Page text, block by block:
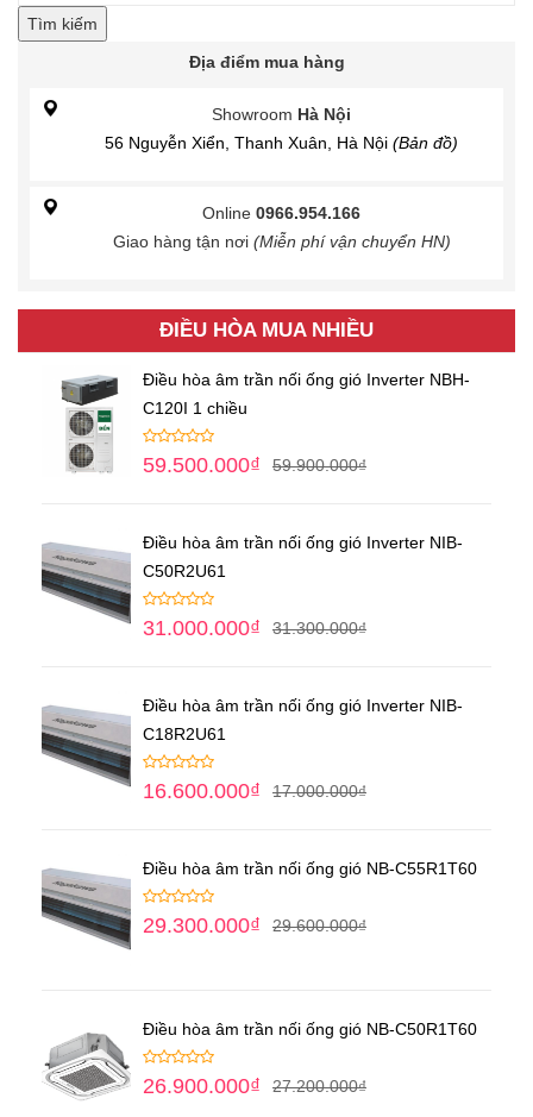
Tìm kiếm
Địa điểm mua hàng
Showroom Hà Nội
56 Nguyễn Xiển, Thanh Xuân, Hà Nội (Bản đồ)
Online 0966.954.166
Giao hàng tận nơi (Miễn phí vận chuyển HN)
ĐIỀU HÒA MUA NHIỀU
Điều hòa âm trần nối ống gió Inverter NBH-
C120I 1 chiều
59.900.000₫
59.500.000₫
Điều hòa âm trần nối ống gió Inverter NIB-
C50R2U61
31.300.000₫
31.000.000₫
Điều hòa âm trần nối ống gió Inverter NIB-
C18R2U61
17.000.000₫
16.600.000₫
Điều hòa âm trần nối ống gió NB-C55R1T60
29.600.000₫
29.300.000₫
Điều hòa âm trần nối ống gió NB-C50R1T60
27.200.000₫
26.900.000₫